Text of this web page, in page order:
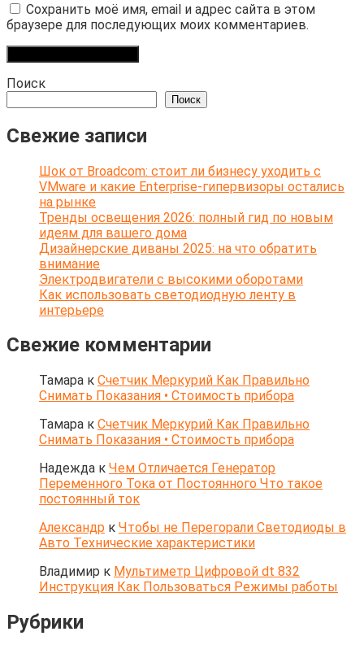
Сохранить моё имя, email и адрес сайта в этом
браузере для последующих моих комментариев.
Поиск
Поиск
Свежие записи
Шок от Broadcom: стоит ли бизнесу уходить с
VMware и какие Enterprise-гипервизоры остались
на рынке
Тренды освещения 2026: полный гид по новым
идеям для вашего дома
Дизайнерские диваны 2025: на что обратить
внимание
Электродвигатели с высокими оборотами
Как использовать светодиодную ленту в
интерьере
Свежие комментарии
Тамара к Счетчик Меркурий Как Правильно
Снимать Показания • Стоимость прибора
Тамара к Счетчик Меркурий Как Правильно
Снимать Показания • Стоимость прибора
Надежда к Чем Отличается Генератор
Переменного Тока от Постоянного Что такое
постоянный ток
Александр к Чтобы не Перегорали Светодиоды в
Авто Технические характеристики
Владимир к Мультиметр Цифровой dt 832
Инструкция Как Пользоваться Режимы работы
Рубрики